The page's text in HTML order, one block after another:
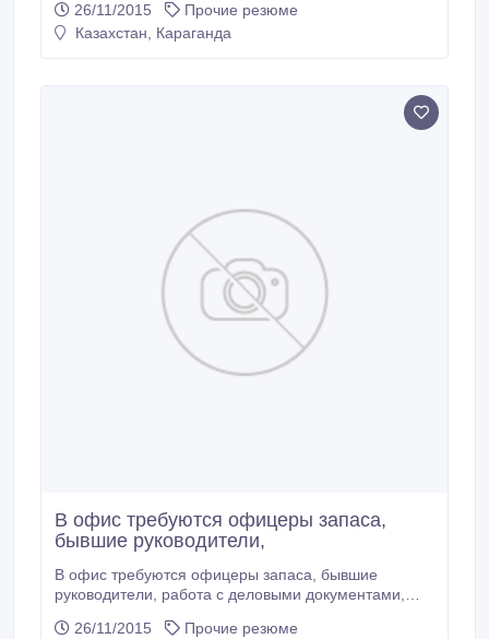
работать с большим объёмом информации..
-Коммуникабельность. -Аккуратность в работе с
26/11/2015
Прочие резюме
Казахстан, Караганда
В офис требуются офицеры запаса,
бывшие руководители,
В офис требуются офицеры запаса, бывшие
руководители, работа с деловыми документами,
обучения персонала, аттестация персонала.
26/11/2015
Прочие резюме